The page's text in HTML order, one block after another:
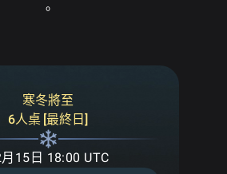
。
寒冬將至
6人桌 [最終日]
15日 18:00 UTC